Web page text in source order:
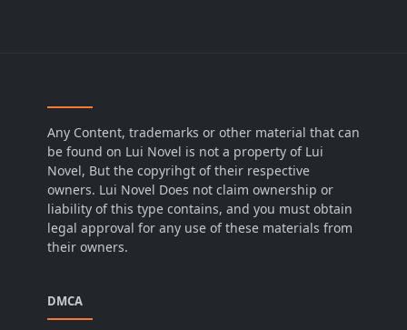
Any Content, trademarks or other material that can
be found on Lui Novel is not a property of Lui
Novel, But the copyrihgt of their respective
owners. Lui Novel Does not claim ownership or
liability of this type contains, and you must obtain
legal approval for any use of these materials from
their owners.
DMCA